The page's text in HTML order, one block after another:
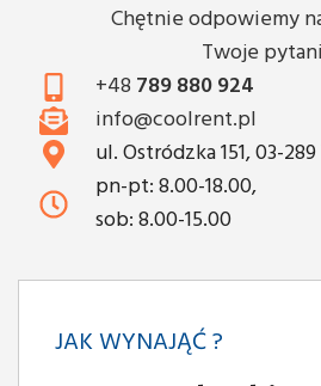
Chętnie odpowiemy
Twoje
+48 789 880 924
info@coolrent.pl
ul. Ostródzka 151, 03-
pn-pt: 8.00-18.00,
sob: 8.00-15.00
JAK WYNAJĄĆ ?